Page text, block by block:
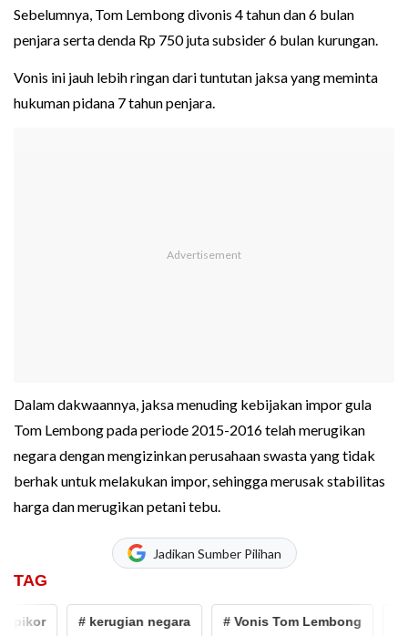
Sebelumnya, Tom Lembong divonis 4 tahun dan 6 bulan
penjara serta denda Rp 750 juta subsider 6 bulan kurungan.
Vonis ini jauh lebih ringan dari tuntutan jaksa yang meminta
hukuman pidana 7 tahun penjara.
Dalam dakwaannya, jaksa menuding kebijakan impor gula
Tom Lembong pada periode 2015-2016 telah merugikan
negara dengan mengizinkan perusahaan swasta yang tidak
berhak untuk melakukan impor, sehingga merusak stabilitas
harga dan merugikan petani tebu.
Jadikan Sumber Pilihan
TAG
# kerugian negara # Vonis Tom Lembong